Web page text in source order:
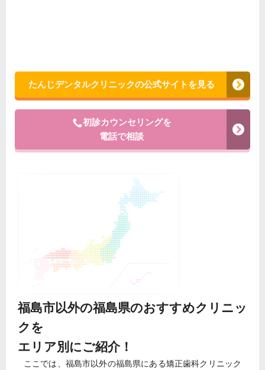
たんじデンタルクリニックの公式サイトを見る
初診カウンセリングを
電話で相談
福島市以外の福島県のおすすめクリニッ
クを
エリア別にご紹介！
ここでは、福島市以外の福島県にある矯正歯科クリニック